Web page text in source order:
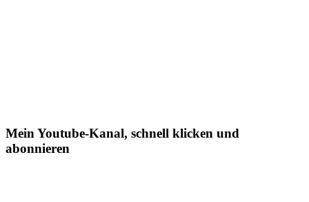
Mein Youtube-Kanal, schnell klicken und
abonnieren